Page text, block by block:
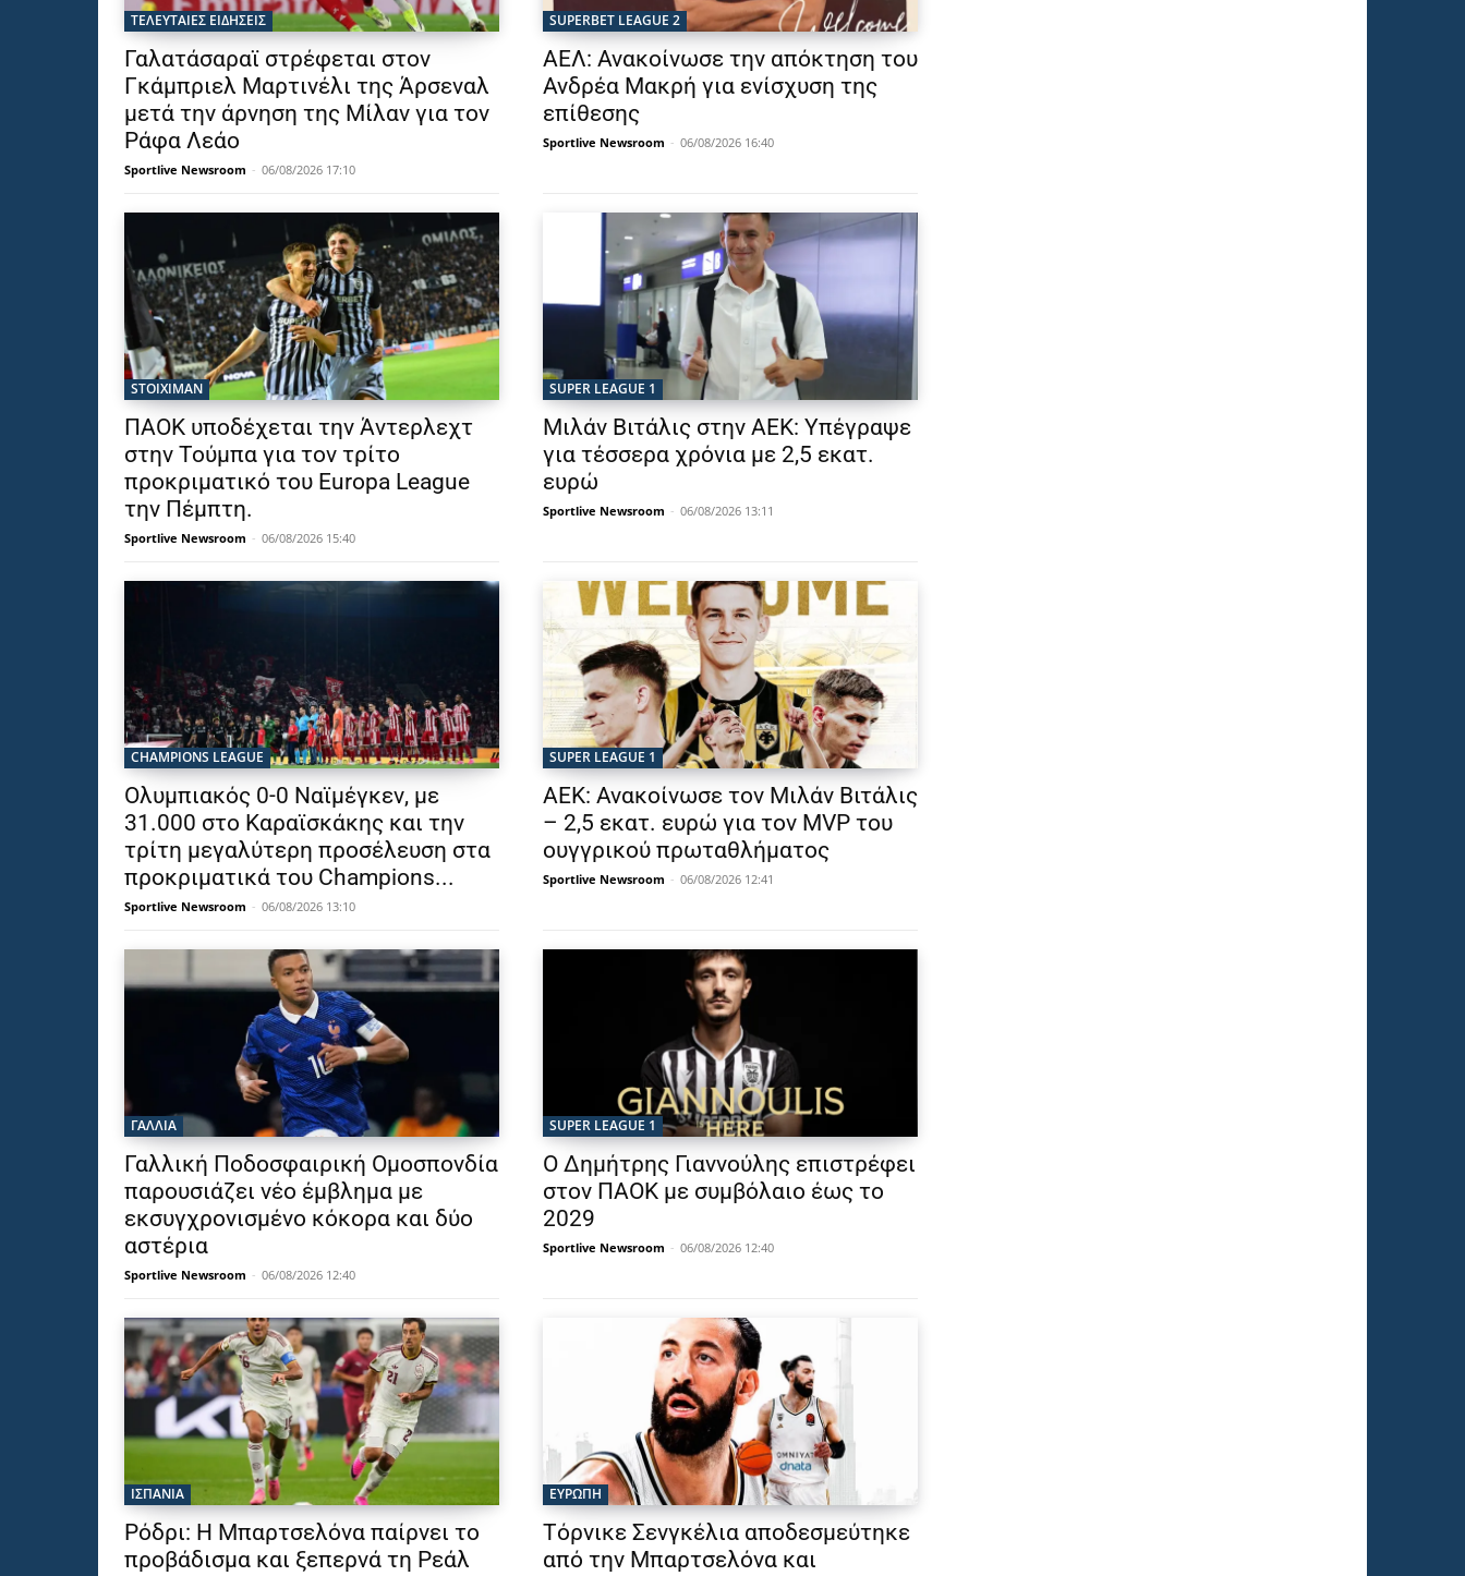
ΤΕΛΕΥΤΑΙΕΣ ΕΙΔΗΣΕΙΣ
Γαλατάσαραϊ στρέφεται στον
Γκάμπριελ Μαρτινέλι της Άρσεναλ
μετά την άρνηση της Μίλαν για τον
Ράφα Λεάο
Sportlive Newsroom - 06/08/2026 17:10
SUPERBET LEAGUE 2
ΑΕΛ: Ανακοίνωσε την απόκτηση του
Ανδρέα Μακρή για ενίσχυση της
επίθεσης
Sportlive Newsroom - 06/08/2026 16:40
STOIXIMAN
ΠΑΟΚ υποδέχεται την Άντερλεχτ
στην Τούμπα για τον τρίτο
προκριματικό του Europa League
την Πέμπτη.
Sportlive Newsroom - 06/08/2026 15:40
SUPER LEAGUE 1
Μιλάν Βιτάλις στην ΑΕΚ: Υπέγραψε
για τέσσερα χρόνια με 2,5 εκατ.
ευρώ
Sportlive Newsroom - 06/08/2026 13:11
CHAMPIONS LEAGUE
Ολυμπιακός 0-0 Ναϊμέγκεν, με
31.000 στο Καραϊσκάκης και την
τρίτη μεγαλύτερη προσέλευση στα
προκριματικά του Champions...
Sportlive Newsroom - 06/08/2026 13:10
SUPER LEAGUE 1
ΑΕΚ: Ανακοίνωσε τον Μιλάν Βιτάλις
– 2,5 εκατ. ευρώ για τον MVP του
ουγγρικού πρωταθλήματος
Sportlive Newsroom - 06/08/2026 12:41
ΓΑΛΛΙΑ
Γαλλική Ποδοσφαιρική Ομοσπονδία
παρουσιάζει νέο έμβλημα με
εκσυγχρονισμένο κόκορα και δύο
αστέρια
Sportlive Newsroom - 06/08/2026 12:40
SUPER LEAGUE 1
Ο Δημήτρης Γιαννούλης επιστρέφει
στον ΠΑΟΚ με συμβόλαιο έως το
2029
Sportlive Newsroom - 06/08/2026 12:40
ΙΣΠΑΝΙΑ
Ρόδρι: Η Μπαρτσελόνα παίρνει το
προβάδισμα και ξεπερνά τη Ρεάλ
ΕΥΡΩΠΗ
Τόρνικε Σενγκέλια αποδεσμεύτηκε
από την Μπαρτσελόνα και